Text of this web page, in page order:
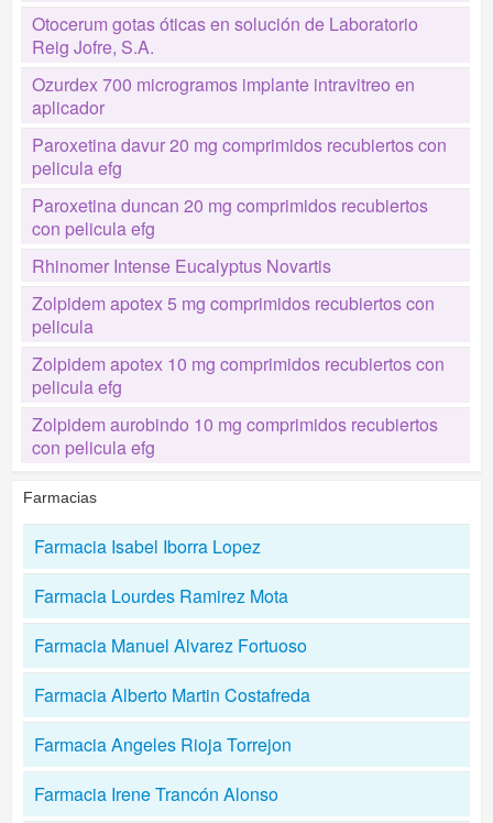
Otocerum gotas óticas en solución de Laboratorio
Reig Jofre, S.A.
Ozurdex 700 microgramos implante intravitreo en
aplicador
Paroxetina davur 20 mg comprimidos recubiertos con
pelicula efg
Paroxetina duncan 20 mg comprimidos recubiertos
con pelicula efg
Rhinomer Intense Eucalyptus Novartis
Zolpidem apotex 5 mg comprimidos recubiertos con
pelicula
Zolpidem apotex 10 mg comprimidos recubiertos con
pelicula efg
Zolpidem aurobindo 10 mg comprimidos recubiertos
con pelicula efg
Farmacias
Farmacia Isabel Iborra Lopez
Farmacia Lourdes Ramirez Mota
Farmacia Manuel Alvarez Fortuoso
Farmacia Alberto Martin Costafreda
Farmacia Angeles Rioja Torrejon
Farmacia Irene Trancón Alonso